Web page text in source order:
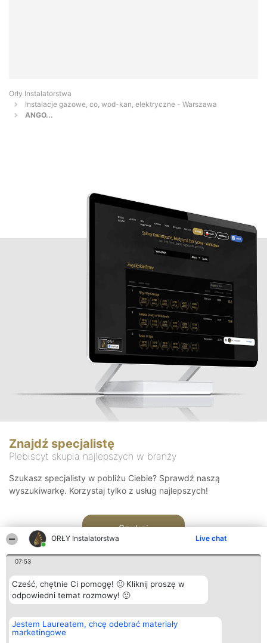
ORŁY Instalatorstwa Live chat
07:53
Cześć, chętnie Ci pomogę! 🙂 Kliknij proszę w
odpowiedni temat rozmowy! 🙂
Jestem Laureatem, chcę odebrać materiały
marketingowe
Orły Instalatorstwa
Instalacje gazowe, co, wod-kan, elektryczne - Warszawa
ANGO...
Znajdź specjalistę
Plebiscyt skupia najlepszych w branży
Szukasz specjalisty w pobliżu Ciebie? Sprawdź naszą
wyszukiwarkę. Korzystaj tylko z usług najlepszych!
Szukaj
Organizator plebiscytu
Bright Side Solutions sp. z o.
o. sp. k.
Plebiscyt
Laureaci
Kontakt
Kontakt